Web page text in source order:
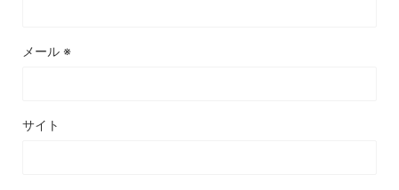
メール ※
サイト